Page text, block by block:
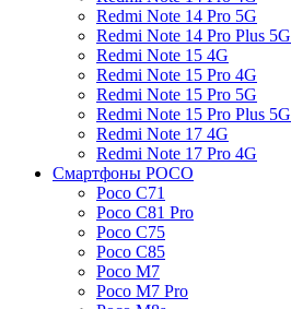
Redmi Note 14 Pro 5G
Redmi Note 14 Pro Plus 5G
Redmi Note 15 4G
Redmi Note 15 Pro 4G
Redmi Note 15 Pro 5G
Redmi Note 15 Pro Plus 5G
Redmi Note 17 4G
Redmi Note 17 Pro 4G
Смартфоны POCO
Poco C71
Poco C81 Pro
Poco C75
Poco C85
Poco M7
Poco M7 Pro